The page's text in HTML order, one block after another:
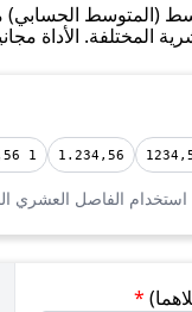
(المتوسط الحسابي)
الأداة
1.234,56
1 234,56
استخدام الفاصل العشري
*